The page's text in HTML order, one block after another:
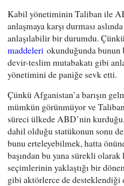
Kabil yönetiminin Taliban ile
anlaşmaya karşı durması
anlaşılabilir bir durumdu.
maddeleri okunduğunda bunun
devir-teslim mutabakatı gibi
yönetimini de paniğe sevk etti.
Çünkü Afganistan’a barışın
mümkün görünmüyor ve
süreci ülkede ABD’nin
dahil olduğu statükonun sonu
bunu erteleyebilmek, hatta
başından bu yana sürekli
seçimlerinin yaklaştığı bir
gibi aktörlerce de desteklendiği